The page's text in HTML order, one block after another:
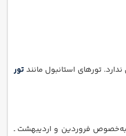
تورهای استانبول مانند تور
ـ به‌خصوص فروردین و اردیبهشت ـ